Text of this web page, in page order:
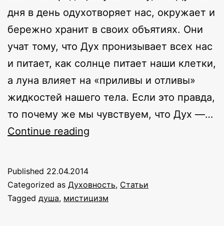
дня в день одухотворяет нас, окружает и
бережно хранит в своих объятиях. Они
учат тому, что Дух пронизывает всех нас
и питает, как солнце питает наши клетки,
а луна влияет на «приливы и отливы»
жидкостей нашего тела. Если это правда,
то почему же мы чувствуем, что Дух —…
Continue reading
пути
Published 22.04.2014
Categorized as Духовность, Статьи
Tagged душа, мистицизм